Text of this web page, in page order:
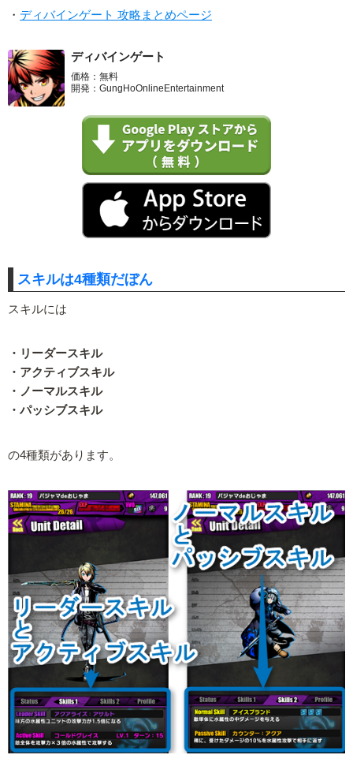
・ ディバインゲート 攻略まとめページ
ディバインゲート
価格：無料
開発：GungHoOnlineEntertainment
スキルは4種類だぼん
スキルには
・リーダースキル
・アクティブスキル
・ノーマルスキル
・パッシブスキル
の4種類があります。